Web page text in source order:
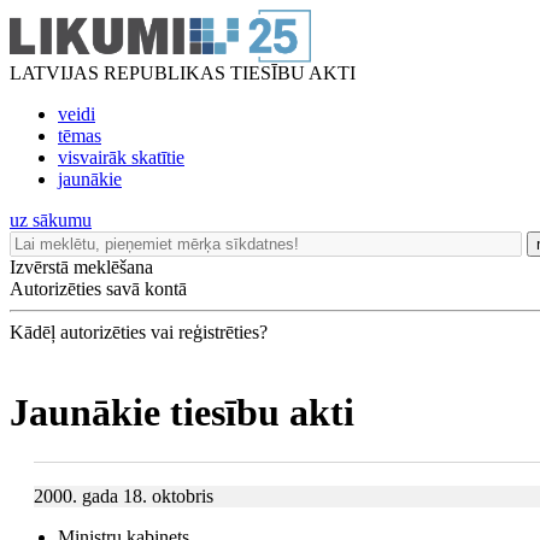
LATVIJAS REPUBLIKAS TIESĪBU AKTI
veidi
tēmas
visvairāk skatītie
jaunākie
uz sākumu
Izvērstā meklēšana
Autorizēties savā kontā
Kādēļ autorizēties vai reģistrēties?
Jaunākie tiesību akti
2000. gada 18. oktobris